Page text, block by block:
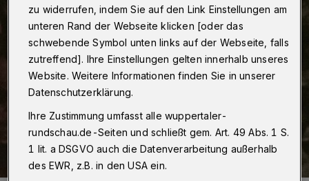
zu widerrufen, indem Sie auf den Link Einstellungen am
unteren Rand der Webseite klicken [oder das
schwebende Symbol unten links auf der Webseite, falls
zutreffend]. Ihre Einstellungen gelten innerhalb unseres
Website. Weitere Informationen finden Sie in unserer
Datenschutzerklärung.
Ihre Zustimmung umfasst alle wuppertaler-
rundschau.de-Seiten und schließt gem. Art. 49 Abs. 1 S.
1 lit. a DSGVO auch die Datenverarbeitung außerhalb
des EWR, z.B. in den USA ein.